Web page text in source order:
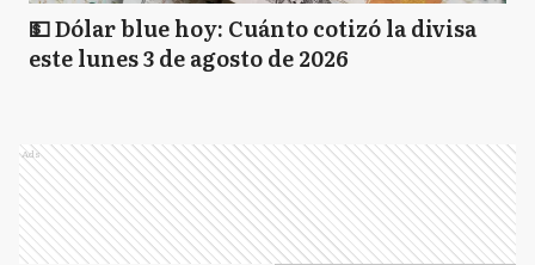
💵 Dólar blue hoy: Cuánto cotizó la divisa
este lunes 3 de agosto de 2026
Ads